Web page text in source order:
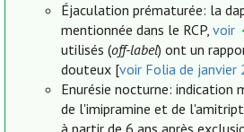
Éjaculation prématurée: la
mentionnée dans le RCP,voir
utilisés (off-label) ont un
douteux [voir Folia de janvier
Enurésie nocturne: indication
de l'imipramine et de